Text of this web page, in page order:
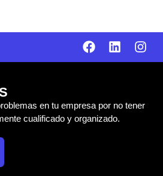
en tu empresa por no tener
cualificado y organizado.